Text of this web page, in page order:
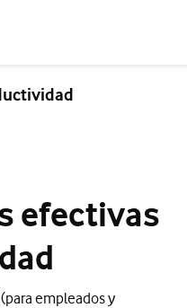
efectivas
empleados y